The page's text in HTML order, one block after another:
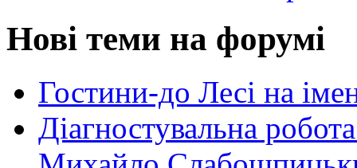
Нові теми на форумі
Гостини-до Лесі на
Діагностувальна